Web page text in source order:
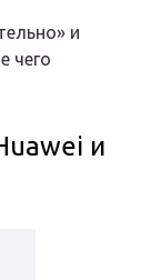
и
чего
и